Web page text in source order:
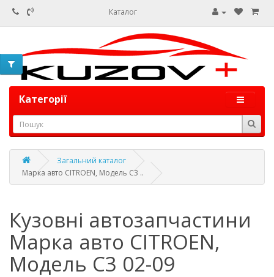
Каталог
Категорії
Загальний каталог
Марка авто CITROEN, Модель C3 ..
Кузовні автозапчастини
Марка авто CITROEN,
Модель C3 02-09